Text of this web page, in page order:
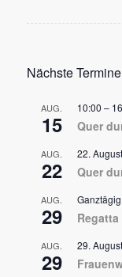
Nächste Termine
AUG.
15
10:00 –
Quer
AUG.
22
22. August
Quer
AUG.
29
Ganztägig
AUG.
29
29. August